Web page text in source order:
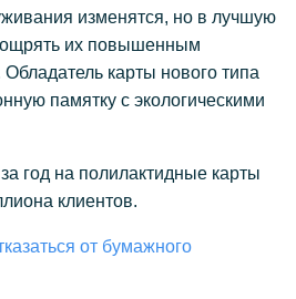
изменятся, но в лучшую
их повышенным
карты нового типа
памятку с экологическими
год на полилактидные карты
клиентов.
от бумажного